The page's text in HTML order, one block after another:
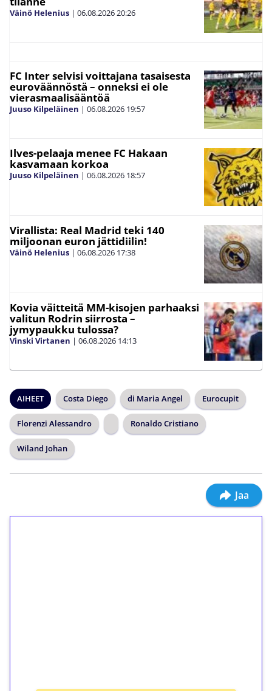
Väinö Helenius | 06.08.202620:26
FC Inter selvisi voittajana tasaisesta
euroväännöstä – onneksi ei ole
vierasmaalisääntöä
Juuso Kilpeläinen | 06.08.2026 19:57
Ilves-pelaaja menee FC Hakaan
kasvamaan korkoa
Juuso Kilpeläinen | 06.08.2026 18:57
Virallista: Real Madrid teki 140
miljoonan euron jättidiilin!
Väinö Helenius | 06.08.2026 17:38
Kovia väitteitä MM-kisojen parhaaksi
valitun Rodrin siirrosta –
jymypaukku tulossa?
Vinski Virtanen | 06.08.2026 14:13
AIHEET Costa Diego di Maria Angel Eurocupit
Florenzi Alessandro Ronaldo Cristiano
Wiland Johan
Jaa